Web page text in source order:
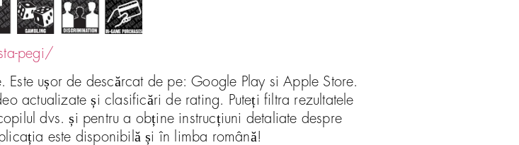
pegi/
ușor de descărcat de pe: Google Play si Apple Store.
actualizate și clasificări de rating. Puteți filtra rezultatele
dvs. și pentru a obține instrucțiuni detaliate despre
este disponibilă și în limba română!